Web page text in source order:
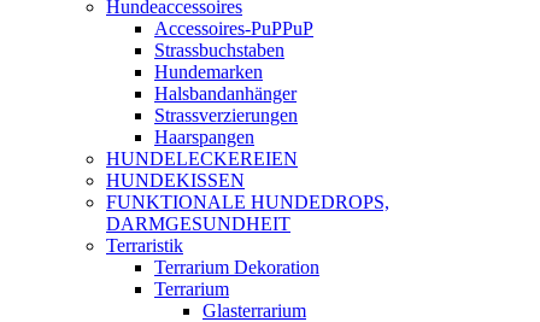
Hundeaccessoires
Accessoires-PuPPuP
Strassbuchstaben
Hundemarken
Halsbandanhänger
Strassverzierungen
Haarspangen
HUNDELECKEREIEN
HUNDEKISSEN
FUNKTIONALE HUNDEDROPS,
DARMGESUNDHEIT
Terraristik
Terrarium Dekoration
Terrarium
Glasterrarium